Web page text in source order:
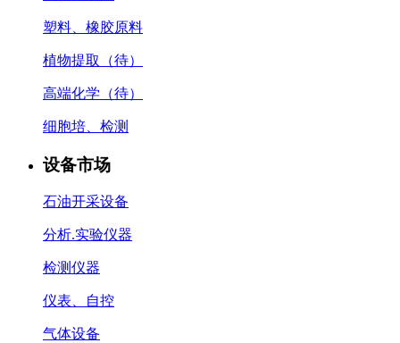
塑料、橡胶原料
植物提取（待）
高端化学（待）
细胞培、检测
设备市场
石油开采设备
分析.实验仪器
检测仪器
仪表、自控
气体设备